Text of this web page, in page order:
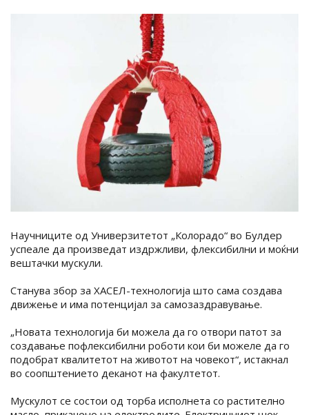
Научниците од Универзитетот „Колорадо“ во Булдер
успеале да произведат издржливи, флексибилни и моќни
вештачки мускули.
Станува збор за ХАСЕЛ-технологија што сама создава
движење и има потенцијал за самозаздравување.
„Новата технологија би можела да го отвори патот за
создавање пофлексибилни роботи кои би можеле да го
подобрат квалитетот на животот на човекот“, истакнал
во соопштението деканот на факултетот.
Мускулот се состои од торба исполнета со растително